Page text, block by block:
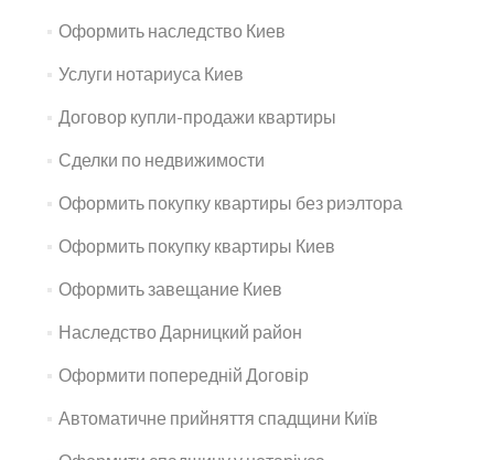
Оформить наследство Киев
Услуги нотариуса Киев
Договор купли-продажи квартиры
Сделки по недвижимости
Оформить покупку квартиры без риэлтора
Оформить покупку квартиры Киев
Оформить завещание Киев
Наследство Дарницкий район
Оформити попередній Договір
Автоматичне прийняття спадщини Київ